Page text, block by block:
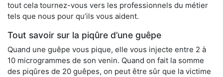
tout cela tournez-vous vers les professionnels du métier
tels que nous pour qu’ils vous aident.
Tout savoir sur la piqûre d’une guêpe
Quand une guêpe vous pique, elle vous injecte entre 2 à
10 microgrammes de son venin. Quand on fait la somme
des piqûres de 20 guêpes, on peut être sûr que la victime